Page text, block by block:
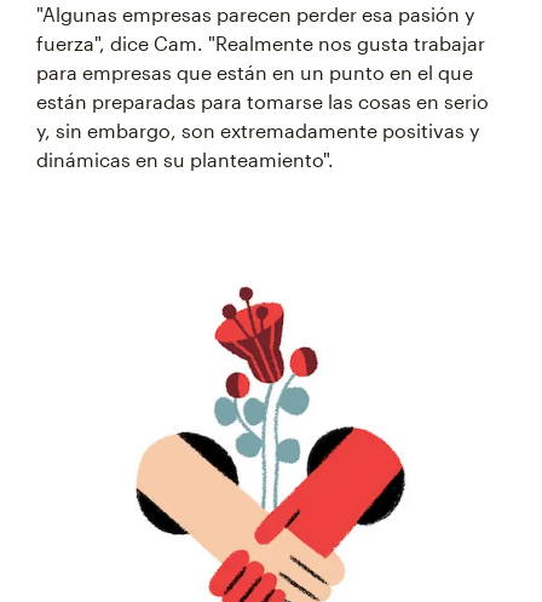
"Algunas empresas parecen perder esa pasión y
fuerza", dice Cam. "Realmente nos gusta trabajar
para empresas que están en un punto en el que
están preparadas para tomarse las cosas en serio
y, sin embargo, son extremadamente positivas y
dinámicas en su planteamiento".